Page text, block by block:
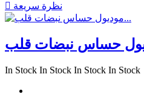
 نظرة سريعة
In Stock In Stock In Stock In Stock